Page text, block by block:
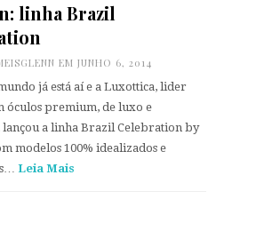
linha Brazil
EM JUNHO 6, 2014
já está aí e a Luxottica, lider
óculos premium, de luxo e
lançou a linha Brazil Celebration by
modelos 100% idealizados e
Leia Mais